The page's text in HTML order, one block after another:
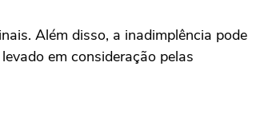
Além disso, a inadimplência pode
em consideração pelas